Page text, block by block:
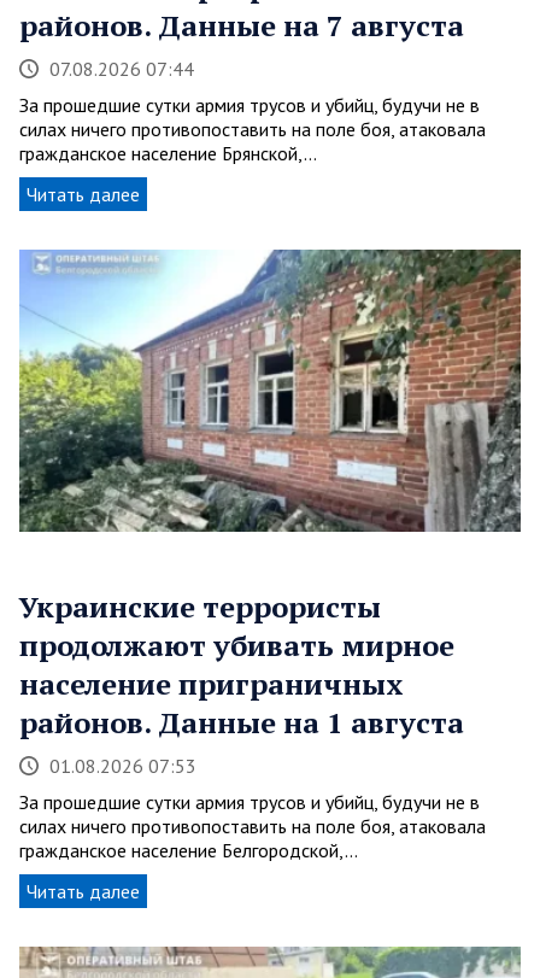
районов. Данные на 7 августа
07.08.2026 07:44
За прошедшие сутки армия трусов и убийц, будучи не в
силах ничего противопоставить на поле боя, атаковала
гражданское население Брянской,…
Читать далее
Украинские террористы
продолжают убивать мирное
население приграничных
районов. Данные на 1 августа
01.08.2026 07:53
За прошедшие сутки армия трусов и убийц, будучи не в
силах ничего противопоставить на поле боя, атаковала
гражданское население Белгородской,…
Читать далее